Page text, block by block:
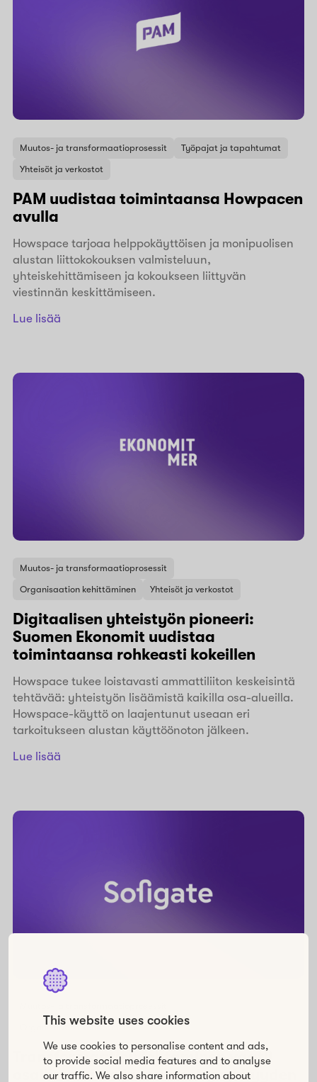
This website uses cookies
We use cookies to personalise content and ads,
to provide social media features and to analyse
our traffic. We also share information about
Muutos- ja transformaatioprosessit
Työpajat ja tapahtumat
Yhteisöt ja verkostot
PAM uudistaa toimintaansa Howpacen
avulla
Howspace tarjoaa helppokäyttöisen ja monipuolisen
alustan liittokokouksen valmisteluun,
yhteiskehittämiseen ja kokoukseen liittyvän
viestinnän keskittämiseen.
Lue lisää
Muutos- ja transformaatioprosessit
Organisaation kehittäminen
Yhteisöt ja verkostot
Digitaalisen yhteistyön pioneeri:
Suomen Ekonomit uudistaa
toimintaansa rohkeasti kokeillen
Howspace tukee loistavasti ammattiliiton keskeisintä
tehtävää: yhteistyön lisäämistä kaikilla osa-alueilla.
Howspace-käyttö on laajentunut useaan eri
tarkoitukseen alustan käyttöönoton jälkeen.
Lue lisää
Organisaation kehittäminen
Transformaation johtaminen vaatii
osallistamista ja muutoskyvykkyyden